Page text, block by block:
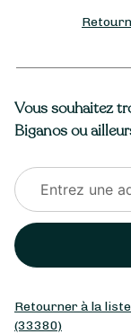
Vous souhaitez
Biganos ou
Retourner à la
(33380)